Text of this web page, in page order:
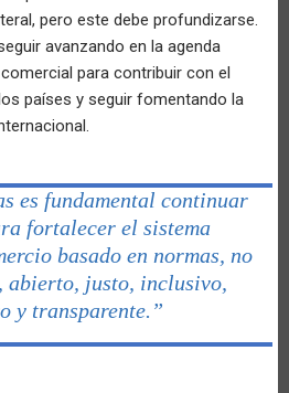
pero este debe profundizarse.
avanzando en la agenda
para contribuir con el
países y seguir fomentando la
es fundamental continuar
fortalecer el sistema
basado en normas, no
justo, inclusivo,
y transparente.”